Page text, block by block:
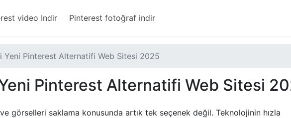
video Indir​ Pinterest fotoğraf indir
Yeni Pinterest Alternatifi Web Sitesi 2025
Pinterest Alternatifi Web Sitesi
görselleri saklama konusunda artık tek seçenek değil. Teknolojinin hızla